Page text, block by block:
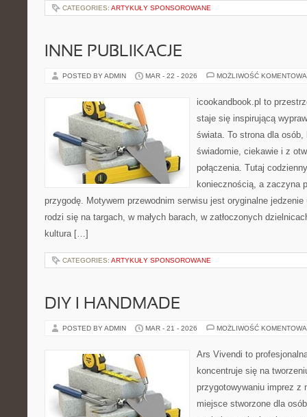
CATEGORIES: ARTYKUŁY SPONSOROWANE
INNE PUBLIKACJE
POSTED BY ADMIN MAR - 22 - 2026 MOŻLIWOŚĆ
icookandbook.pl to
staje się inspirującą
świata. To strona dla
świadomie, ciekawie i z
połączenia. Tutaj
koniecznością, a zaczyna
przygodę. Motywem przewodnim serwisu jest oryginalne
rodzi się na targach, w małych barach, w zatłoczonych
kultura […]
CATEGORIES: ARTYKUŁY SPONSOROWANE
DIY I HANDMADE
POSTED BY ADMIN MAR - 21 - 2026 MOŻLIWOŚĆ
Ars Vivendi to
koncentruje się na
przygotowywaniu imprez z
miejsce stworzone dla